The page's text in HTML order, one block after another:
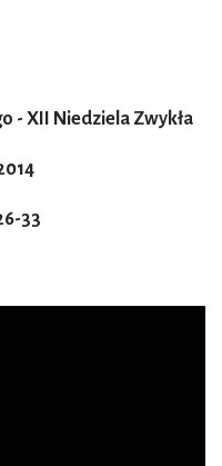
- XII Niedziela Zwykła
33